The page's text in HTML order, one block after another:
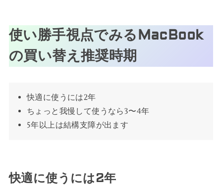
使い勝手視点でみるMacBook
の買い替え推奨時期
快適に使うには2年
ちょっと我慢して使うなら3〜4年
5年以上は結構支障が出ます
快適に使うには2年